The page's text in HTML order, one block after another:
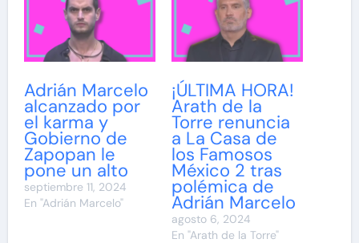
Adrián Marcelo
alcanzado por
el karma y
Gobierno de
Zapopan le
pone un alto
septiembre 11, 2024
En "Adrián Marcelo"
¡ÚLTIMA HORA!
Arath de la
Torre renuncia
a La Casa de
los Famosos
México 2 tras
polémica de
Adrián Marcelo
agosto 6, 2024
En "Arath de la Torre"